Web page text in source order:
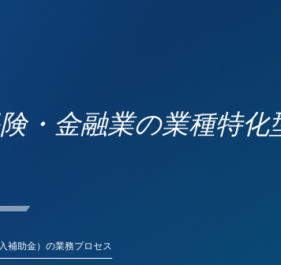
・金融業の業種特化
補助金）の業務プロセス